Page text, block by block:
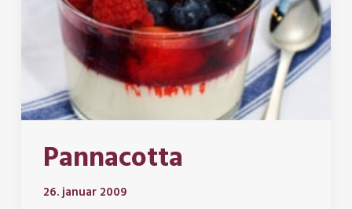
Pannacotta
26. januar 2009